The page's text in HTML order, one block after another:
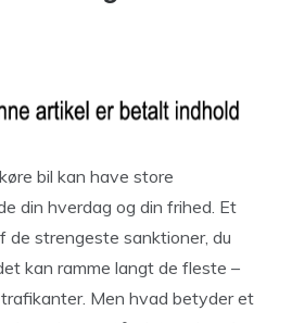
bil kan have store
din hverdag og din frihed. Et
de strengeste sanktioner, du
kan ramme langt de fleste –
Men hvad betyder et